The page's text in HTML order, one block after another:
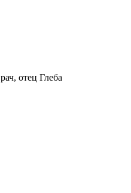
отец Глеба